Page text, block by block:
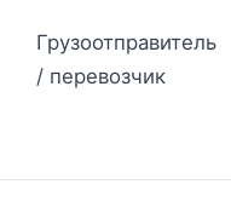
Грузоотправитель
/ перевозчик